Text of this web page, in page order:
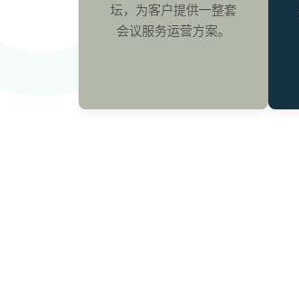
坛，为客户提供一整套
会议服务运营方案。